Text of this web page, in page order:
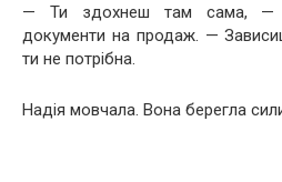
— Ти здохнеш там сама, —
документи на продаж. —
ти не потрібна.
Надія мовчала. Вона берегла